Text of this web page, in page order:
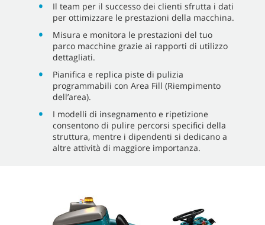
Il team per il successo dei clienti sfrutta i dati
per ottimizzare le prestazioni della macchina.
Misura e monitora le prestazioni del tuo
parco macchine grazie ai rapporti di utilizzo
dettagliati.
Pianifica e replica piste di pulizia
programmabili con Area Fill (Riempimento
dell’area).
I modelli di insegnamento e ripetizione
consentono di pulire percorsi specifici della
struttura, mentre i dipendenti si dedicano a
altre attività di maggiore importanza.